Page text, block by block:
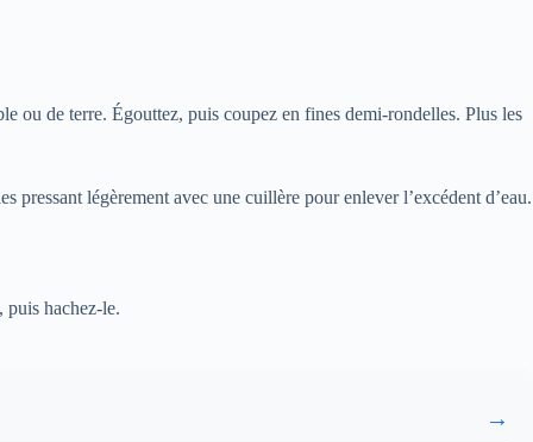
ou de terre. Égouttez, puis coupez en fines demi-rondelles. Plus les
pressant légèrement avec une cuillère pour enlever l’excédent d’eau.
puis hachez-le.
→